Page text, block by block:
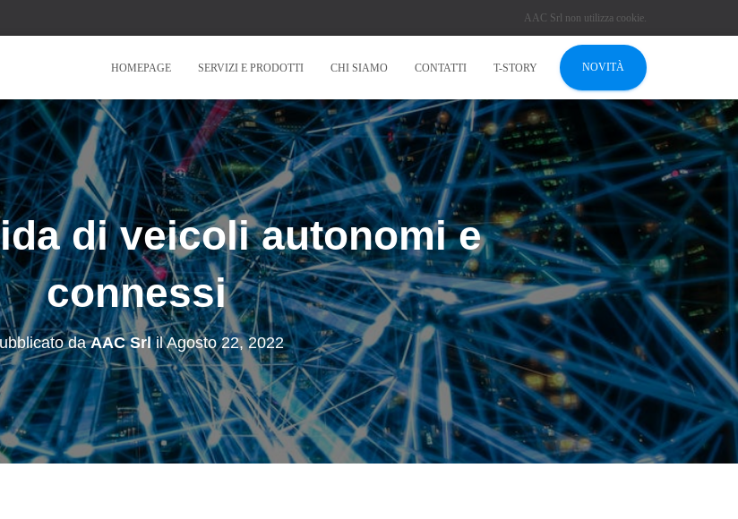
AAC Srl non utilizza cookie.
HOMEPAGE SERVIZI E PRODOTTI CHI SIAMO CONTATTI T-STORY NOVITÀ
di veicoli autonomi e
connessi
daAAC SrlilAgosto 22, 2022